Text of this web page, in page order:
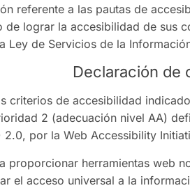
referente a las pautas de
de lograr la accesibilidad de sus
Ley de Servicios de la
Declaración de
criterios de accesibilidad
2 (adecuación nivel AA)
2.0, por la Web Accessibility
proporcionar herramientas web
el acceso universal a la